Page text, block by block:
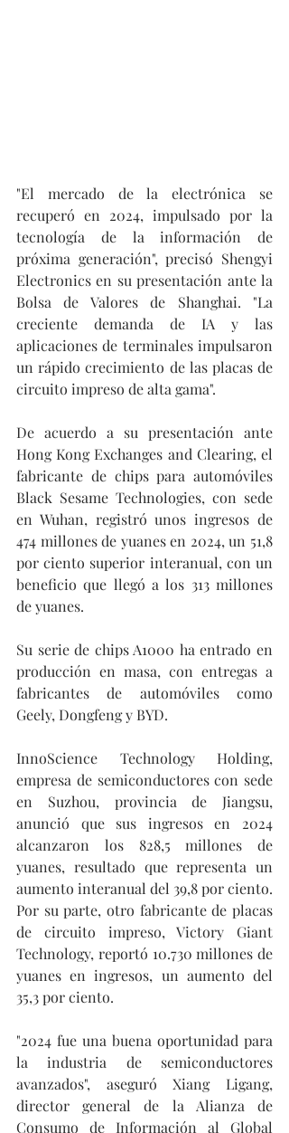
"El mercado de la electrónica se
recuperó en 2024, impulsado por la
tecnología de la información de
próxima generación", precisó Shengyi
Electronics en su presentación ante la
Bolsa de Valores de Shanghai. "La
creciente demanda de IA y las
aplicaciones de terminales impulsaron
un rápido crecimiento de las placas de
circuito impreso de alta gama".
De acuerdo a su presentación ante
Hong Kong Exchanges and Clearing, el
fabricante de chips para automóviles
Black Sesame Technologies, con sede
en Wuhan, registró unos ingresos de
474 millones de yuanes en 2024, un 51,8
por ciento superior interanual, con un
beneficio que llegó a los 313 millones
de yuanes.
Su serie de chips A1000 ha entrado en
producción en masa, con entregas a
fabricantes de automóviles como
Geely, Dongfeng y BYD.
InnoScience Technology Holding,
empresa de semiconductores con sede
en Suzhou, provincia de Jiangsu,
anunció que sus ingresos en 2024
alcanzaron los 828,5 millones de
yuanes, resultado que representa un
aumento interanual del 39,8 por ciento.
Por su parte, otro fabricante de placas
de circuito impreso, Victory Giant
Technology, reportó 10.730 millones de
yuanes en ingresos, un aumento del
35,3 por ciento.
"2024 fue una buena oportunidad para
la industria de semiconductores
avanzados", aseguró Xiang Ligang,
director general de la Alianza de
Consumo de Información al Global